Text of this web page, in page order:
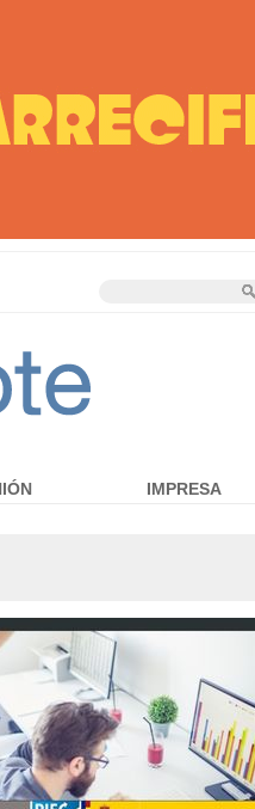
IMPRESA